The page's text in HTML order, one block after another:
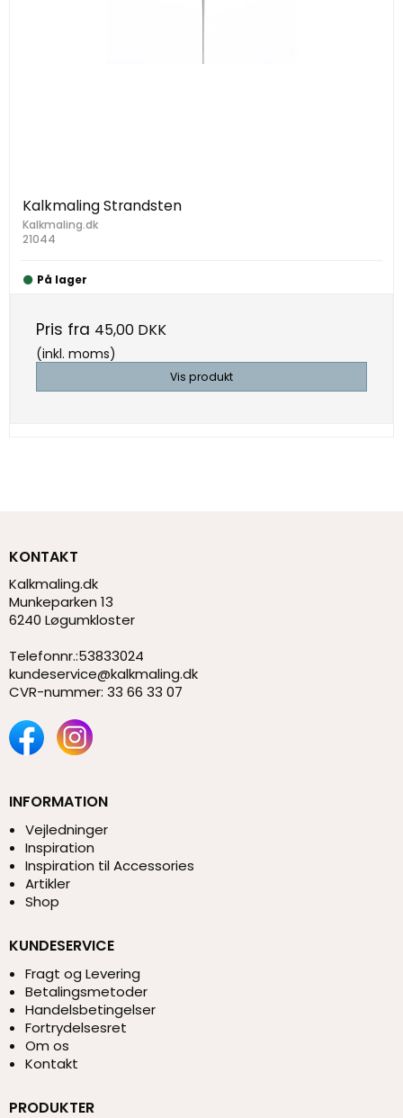
Kalkmaling Strandsten
Kalkmaling.dk
21044
På lager
Pris fra 45,00 DKK
(inkl. moms)
Vis produkt
KONTAKT
Kalkmaling.dk
Munkeparken 13
6240 Løgumkloster
Telefonnr.:53833024
kundeservice@kalkmaling.dk
CVR-nummer: 33 66 33 07
INFORMATION
Vejledninger
Inspiration
Inspiration til Accessories
Artikler
Shop
KUNDESERVICE
Fragt og Levering
Betalingsmetoder
Handelsbetingelser
Fortrydelsesret
Om os
Kontakt
PRODUKTER